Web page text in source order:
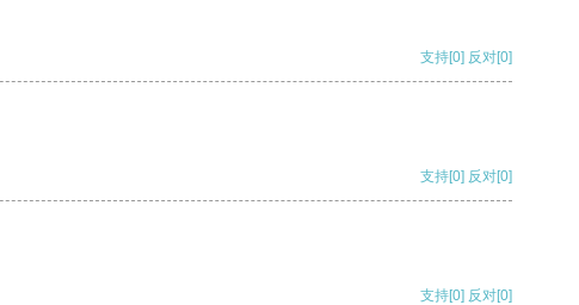
支持[0] 反对[0]
支持[0] 反对[0]
支持[0] 反对[0]